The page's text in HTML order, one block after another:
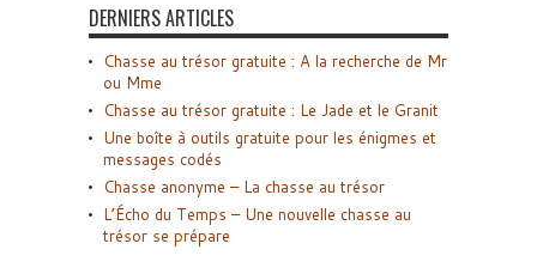
DERNIERS ARTICLES
Chasse au trésor gratuite : A la recherche de Mr
ou Mme
Chasse au trésor gratuite : Le Jade et le Granit
Une boîte à outils gratuite pour les énigmes et
messages codés
Chasse anonyme – La chasse au trésor
L’Écho du Temps – Une nouvelle chasse au
trésor se prépare